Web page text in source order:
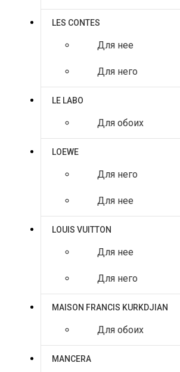
LES CONTES
Для нее
Для него
LE LABO
Для обоих
LOEWE
Для него
Для нее
LOUIS VUITTON
Для нее
Для него
MAISON FRANCIS KURKDJIAN
Для обоих
MANCERA